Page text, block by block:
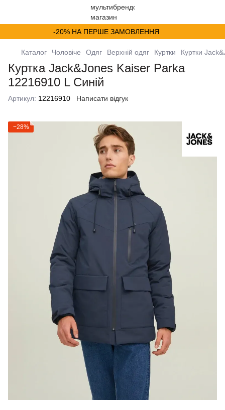
-20% НА ПЕРШЕ ЗАМОВЛЕННЯ
Каталог Чоловіче Одяг Верхній одяг Куртки Куртки
Куртка Jack&Jones Kaiser Parka
12216910 L Синій
Артикул: 12216910 Написати відгук
−28%